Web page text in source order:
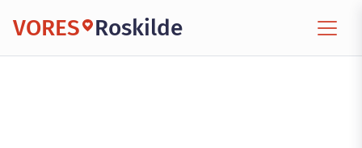
VORES Roskilde